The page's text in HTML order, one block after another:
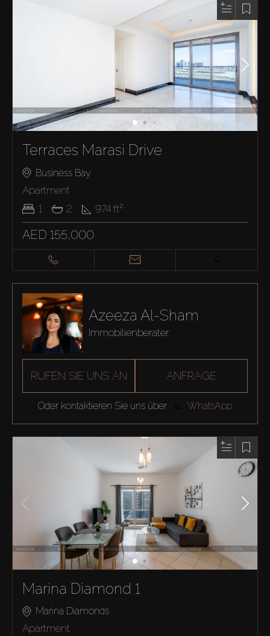
Terraces Marasi Drive
Business Bay
Apartment
1
2 974 ft²
AED 155,000
Azeeza Al-Sham
Immobilienberater
RUFEN SIE UNS AN ANFRAGE
Oder kontaktieren Sie uns über WhatsApp
Marina Diamond 1
Marina Diamonds
Apartment